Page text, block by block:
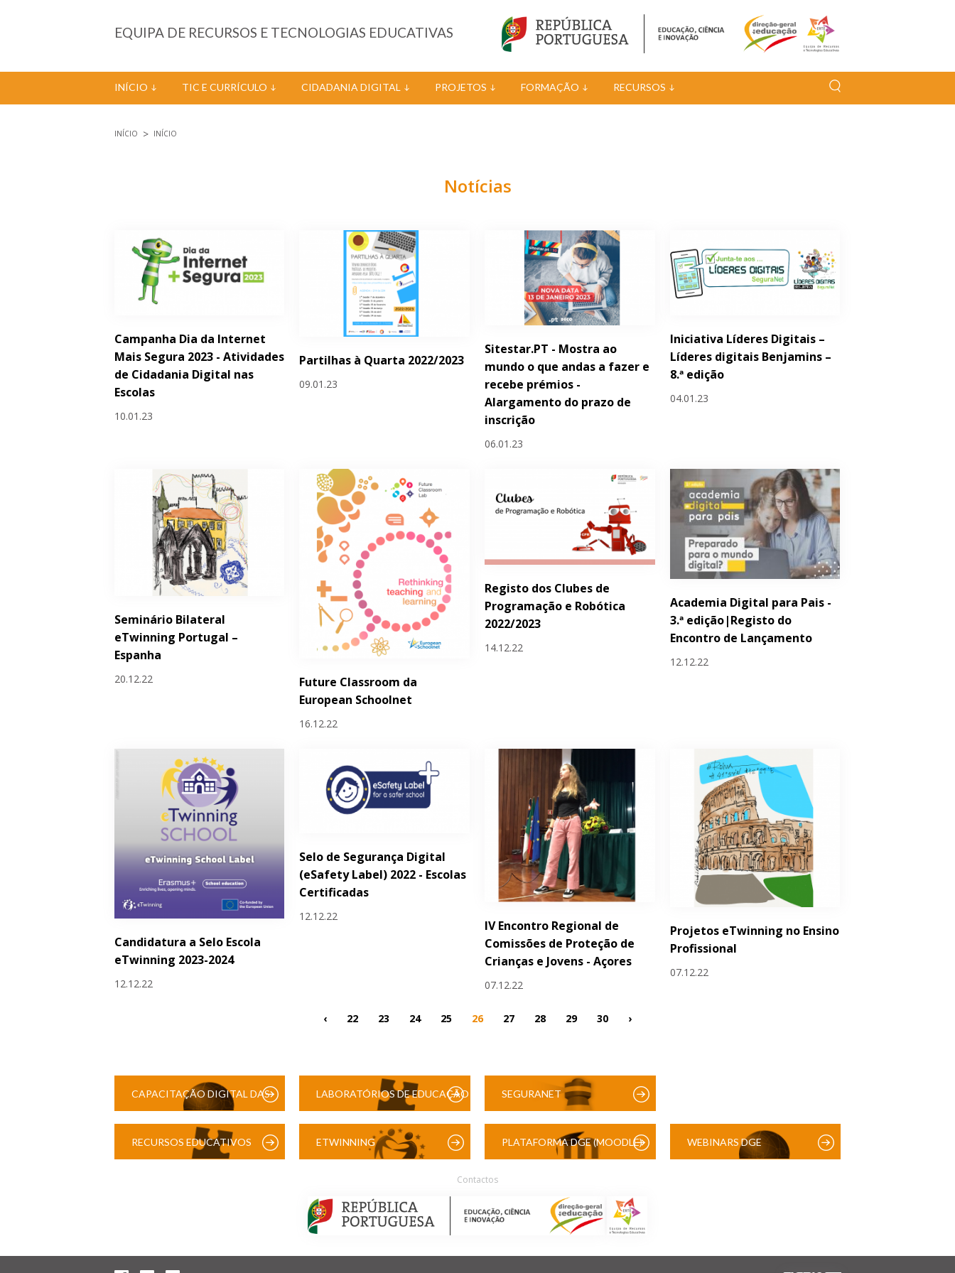
EQUIPA DE RECURSOS E TECNOLOGIAS EDUCATIVAS
INÍCIO TIC E CURRÍCULO CIDADANIA DIGITAL PROJETOS FORMAÇÃO RECURSOS
INÍCIO INÍCIO
Notícias
Campanha Dia da Internet
Mais Segura 2023 - Atividades
de Cidadania Digital nas
Escolas
10.01.23
Partilhas à Quarta 2022/2023
09.01.23
Sitestar.PT - Mostra ao
mundo o que andas a fazer e
recebe prémios -
Alargamento do prazo de
inscrição
06.01.23
Iniciativa Líderes Digitais –
Líderes digitais Benjamins –
8.ª edição
04.01.23
Seminário Bilateral
eTwinning Portugal –
Espanha
20.12.22
Future Classroom da
European Schoolnet
16.12.22
Registo dos Clubes de
Programação e Robótica
2022/2023
14.12.22
Academia Digital para Pais -
3.ª edição|Registo do
Encontro de Lançamento
12.12.22
Candidatura a Selo Escola
eTwinning 2023-2024
12.12.22
Selo de Segurança Digital
(eSafety Label) 2022 - Escolas
Certificadas
12.12.22
IV Encontro Regional de
Comissões de Proteção de
Crianças e Jovens - Açores
07.12.22
Projetos eTwinning no Ensino
Profissional
07.12.22
Páginas
‹ 22 23 24 25 26 27 28 29 30 ›
CAPACITAÇÃO DIGITAL DAS LABORATÓRIOS DE EDUCAÇÃO SEGURANET
RECURSOS EDUCATIVOS ETWINNING PLATAFORMA DGE (MOODLE) WEBINARS DGE
Contactos